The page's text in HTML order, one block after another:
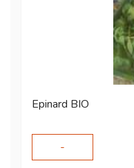
Epinard BIO
-